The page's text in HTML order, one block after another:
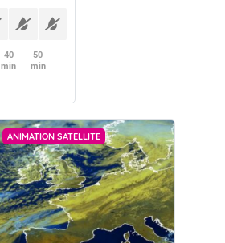
40
min
50
min
ANIMATION SATELLITE